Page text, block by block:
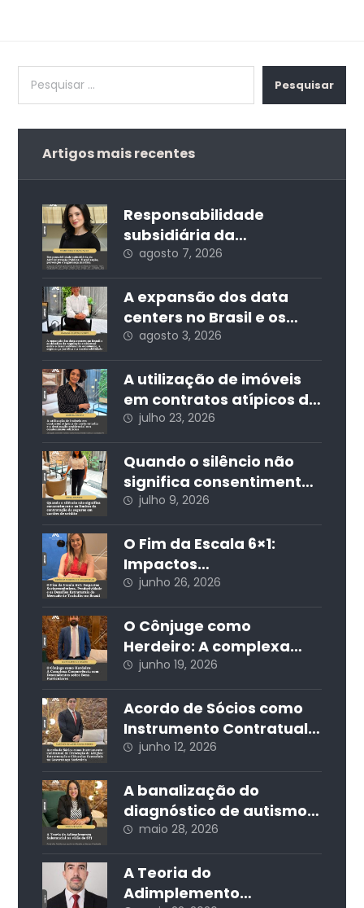
Pesquisar
Artigos mais recentes
Responsabilidade
subsidiária da
Administração Pública:
fiscalização, prevenção
e segurança jurídica
agosto 7, 2026
A expansão dos data
centers no Brasil e os
desafios da regulação
ambiental: entre o
desenvolvimento
econômico, a segurança
jurídica e a
sustentabilidade
agosto 3, 2026
A utilização de imóveis
em contratos atípicos de
curta estadia e a
destinação residencial
nos condomínios
edilícios
julho 23, 2026
Quando o silêncio não
significa consentimento:
os limites da
contratação de seguros
em cartões de crédito
julho 9, 2026
O Fim da Escala 6×1:
Impactos
Socioeconômicos,
Produtividade e os
Desafios Estruturais do
Mercado de Trabalho no
Brasil
junho 26, 2026
O Cônjuge como
Herdeiro: A complexa
concorrência com
descendentes sobre
bens particulares
junho 19, 2026
Acordo de Sócios como
Instrumento Contratual
de Prevenção de Litígios:
Estruturação e Cláusulas
Essenciais na
Governança Societária
junho 12, 2026
A banalização do
diagnóstico de autismo
nas redes sociais e seus
impactos jurídicos e
sociais
maio 28, 2026
A Teoria do
Adimplemento